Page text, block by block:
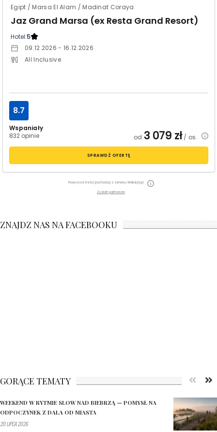
Egipt / Marsa El Alam / Madinat Coraya
Jaz Grand Marsa (ex Resta Grand Resort)
Hotel:5
09.12.2026 - 16.12.2026
All Inclusive
Wspaniały
832 opinie
8.7
od 3 079 zł/ os.
SPRAWDŹ OFERTĘ
Powyższe treści pochodzą z serwisu Wakacje.pl
Zostań partnerem
ZNAJDZ NAS NA FACEBOOKU
GORĄCE TEMATY
WEEKEND W RYTMIE SLOW NAD BIEBRZĄ — POMYSŁ NA
ODPOCZYNEK Z DALA OD MIASTA
20 LIPCA 2026